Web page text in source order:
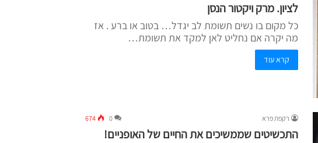
לציון. מרק ויקטור הנסן
כל מקום בו נשים תשומת לב יגדל… בטוב או ברע . אז
מה יקרה אם נחליט לאן למקד את תשומת…
קרא עוד
רקפת פרא 0
674
התכשיטים שממשיכים את החיים של האופניים!